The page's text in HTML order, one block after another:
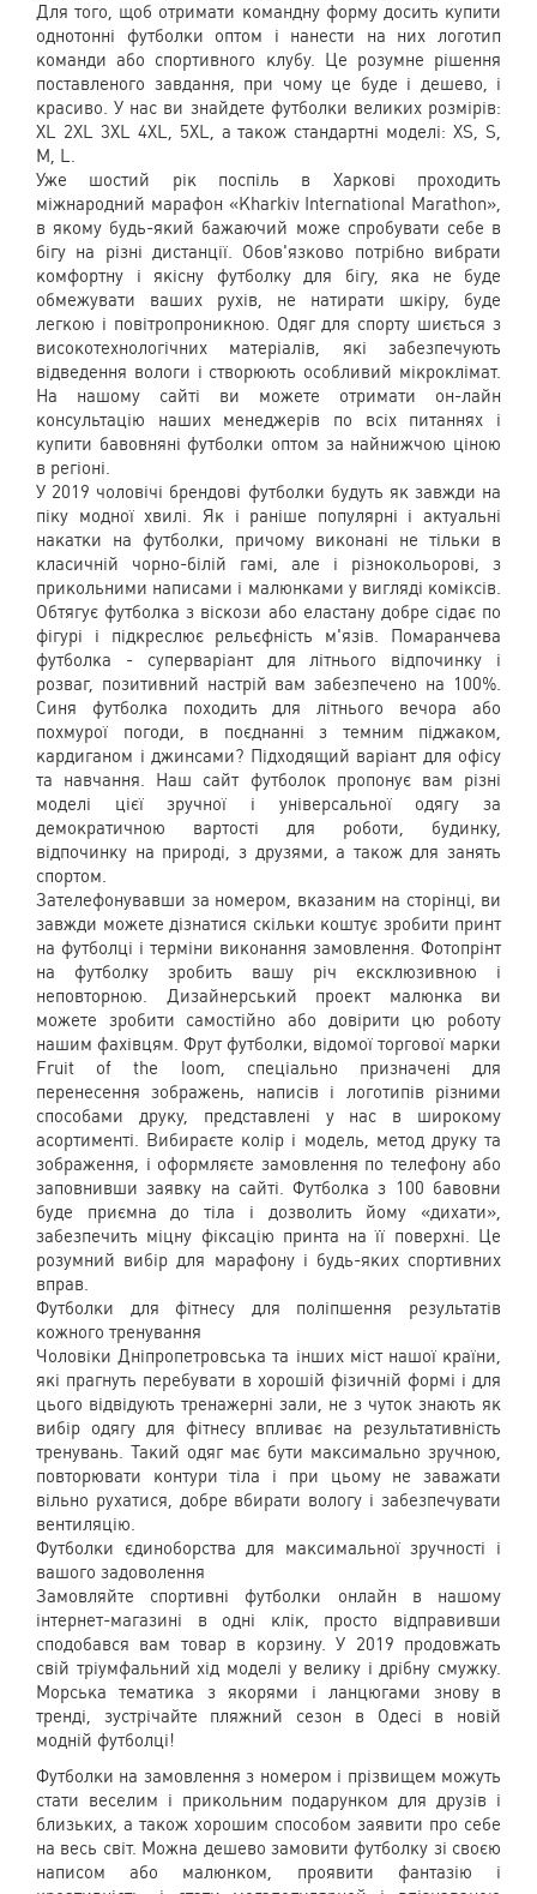
Для того, щоб отримати командну форму досить купити
однотонні футболки оптом і нанести на них логотип
команди або спортивного клубу. Це розумне рішення
поставленого завдання, при чому це буде і дешево, і
красиво. У нас ви знайдете футболки великих розмірів:
XL 2XL 3XL 4XL, 5XL, а також стандартні моделі: XS, S,
M, L.
Уже шостий рік поспіль в Харкові проходить
міжнародний марафон «Kharkiv International Marathon»,
в якому будь-який бажаючий може спробувати себе в
бігу на різні дистанції. Обов'язково потрібно вибрати
комфортну і якісну футболку для бігу, яка не буде
обмежувати ваших рухів, не натирати шкіру, буде
легкою і повітропроникною. Одяг для спорту шиється з
високотехнологічних матеріалів, які забезпечують
відведення вологи і створюють особливий мікроклімат.
На нашому сайті ви можете отримати он-лайн
консультацію наших менеджерів по всіх питаннях і
купити бавовняні футболки оптом за найнижчою ціною
в регіоні.
У 2019 чоловічі брендові футболки будуть як завжди на
піку модної хвилі. Як і раніше популярні і актуальні
накатки на футболки, причому виконані не тільки в
класичній чорно-білій гамі, але і різнокольорові, з
прикольними написами і малюнками у вигляді коміксів.
Обтягує футболка з віскози або еластану добре сідає по
фігурі і підкреслює рельєфність м'язів. Помаранчева
футболка - суперваріант для літнього відпочинку і
розваг, позитивний настрій вам забезпечено на 100%.
Синя футболка походить для літнього вечора або
похмурої погоди, в поєднанні з темним піджаком,
кардиганом і джинсами? Підходящий варіант для офісу
та навчання. Наш сайт футболок пропонує вам різні
моделі цієї зручної і універсальної одягу за
демократичною вартості для роботи, будинку,
відпочинку на природі, з друзями, а також для занять
спортом.
Зателефонувавши за номером, вказаним на сторінці, ви
завжди можете дізнатися скільки коштує зробити принт
на футболці і терміни виконання замовлення. Фотопрінт
на футболку зробить вашу річ ексклюзивною і
неповторною. Дизайнерський проект малюнка ви
можете зробити самостійно або довірити цю роботу
нашим фахівцям. Фрут футболки, відомої торгової марки
Fruit of the loom, спеціально призначені для
перенесення зображень, написів і логотипів різними
способами друку, представлені у нас в широкому
асортименті. Вибираєте колір і модель, метод друку та
зображення, і оформляєте замовлення по телефону або
заповнивши заявку на сайті. Футболка з 100 бавовни
буде приємна до тіла і дозволить йому «дихати»,
забезпечить міцну фіксацію принта на її поверхні. Це
розумний вибір для марафону і будь-яких спортивних
вправ.
Футболки для фітнесу для поліпшення результатів
кожного тренування
Чоловіки Дніпропетровська та інших міст нашої країни,
які прагнуть перебувати в хорошій фізичній формі і для
цього відвідують тренажерні зали, не з чуток знають як
вибір одягу для фітнесу впливає на результативність
тренувань. Такий одяг має бути максимально зручною,
повторювати контури тіла і при цьому не заважати
вільно рухатися, добре вбирати вологу і забезпечувати
вентиляцію.
Футболки єдиноборства для максимальної зручності і
вашого задоволення
Замовляйте спортивні футболки онлайн в нашому
інтернет-магазині в одні клік, просто відправивши
сподобався вам товар в корзину. У 2019 продовжать
свій тріумфальний хід моделі у велику і дрібну смужку.
Морська тематика з якорями і ланцюгами знову в
тренді, зустрічайте пляжний сезон в Одесі в новій
модній футболці!
Футболки на замовлення з номером і прізвищем можуть
стати веселим і прикольним подарунком для друзів і
близьких, а також хорошим способом заявити про себе
на весь світ. Можна дешево замовити футболку зі своєю
написом або малюнком, проявити фантазію і